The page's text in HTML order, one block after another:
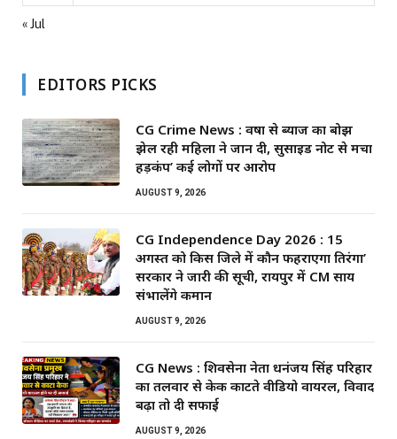
« Jul
EDITORS PICKS
CG Crime News : वर्षों से ब्याज का बोझ
झेल रही महिला ने जान दी, सुसाइड नोट से मचा
हड़कंप’ कई लोगों पर आरोप
AUGUST 9, 2026
CG Independence Day 2026 : 15
अगस्त को किस जिले में कौन फहराएगा तिरंगा’
सरकार ने जारी की सूची, रायपुर में CM साय
संभालेंगे कमान
AUGUST 9, 2026
CG News : शिवसेना नेता धनंजय सिंह परिहार
का तलवार से केक काटते वीडियो वायरल, विवाद
बढ़ा तो दी सफाई
AUGUST 9, 2026